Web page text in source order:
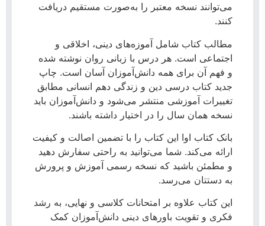
می‌توانند نسخه معتبر را به‌صورت مستقیم دریافت
کنند.
مطالب کتاب شامل آموزه‌های دینی، اخلاقی و
اجتماعی است. هر درس با زبانی روان نوشته شده
و فهم آن برای همه دانش‌آموزان آسان است. چاپ
جدید کتاب درسی دین و زندگی دهم انسانی مطابق
تغییرات آموزشی منتشر می‌شود و دانش‌آموزان باید
نسخه همان سال را در اختیار داشته باشند.
بانک کتاب اوا این کتاب را با تضمین اصالت و کیفیت
ارائه می‌کند. شما می‌توانید به راحتی سفارش دهید
و مطمئن باشید که نسخه رسمی آموزش و پرورش
به دستتان می‌رسد.
این کتاب علاوه بر امتحانات کلاسی و نهایی، به رشد
فکری و تقویت باورهای دینی دانش‌آموزان کمک